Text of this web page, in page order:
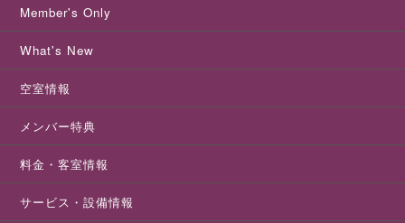
Member's Only
What's New
空室情報
メンバー特典
料金・客室情報
サービス・設備情報